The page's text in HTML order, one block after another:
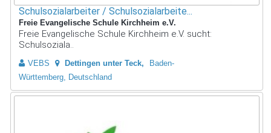
Schulsozialarbeiter / Schulsozialarbeite...
Freie Evangelische Schule Kirchheim e.V.
Freie Evangelische Schule Kirchheim e.V. sucht:
Schulsoziala..
VEBS Dettingen unter Teck
Baden-
Württemberg, Deutschland